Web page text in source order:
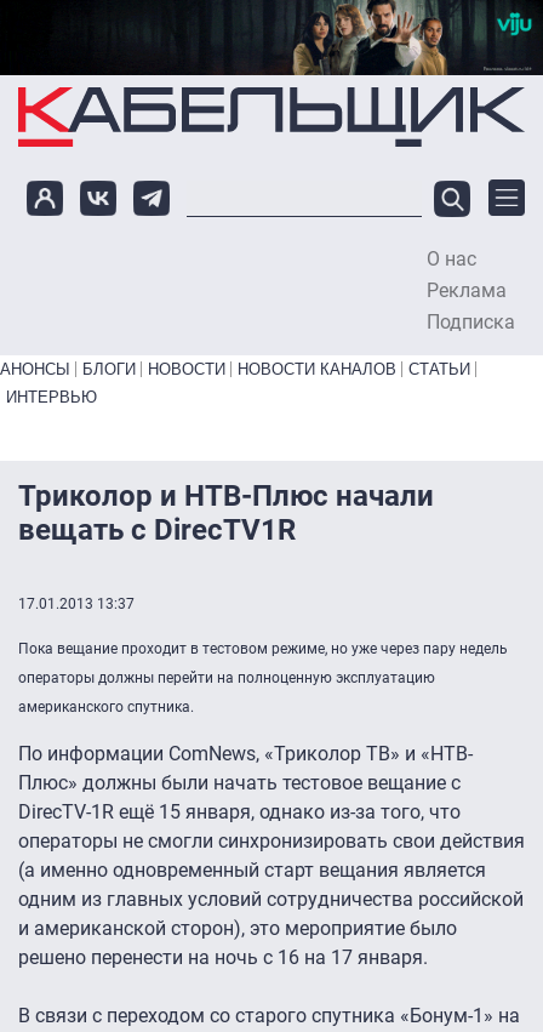
Перейти к основному содержанию
О нас
Реклама
Подписка
Primary links bottom
АНОНСЫ БЛОГИ НОВОСТИ НОВОСТИ КАНАЛОВ
СТАТЬИ
ИНТЕРВЬЮ
Триколор и НТВ-Плюс начали
вещать с DirecTV1R
17.01.2013 13:37
Пока вещание проходит в тестовом режиме, но уже через пару недель
операторы должны перейти на полноценную эксплуатацию
американского спутника.
По информации ComNews, «Триколор ТВ» и «НТВ-
Плюс» должны были начать тестовое вещание с
DirecTV-1R ещё 15 января, однако из-за того, что
операторы не смогли синхронизировать свои действия
(а именно одновременный старт вещания является
одним из главных условий сотрудничества российской
и американской сторон), это мероприятие было
решено перенести на ночь с 16 на 17 января.
В связи с переходом со старого спутника «Бонум-1» на